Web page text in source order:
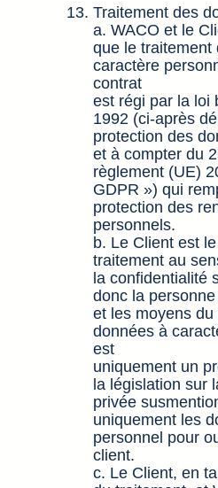
Traitement des
a. WACO et le
que le traitement
caractère
contrat
est régi par la loi
1992 (ci-après
protection des
et à compter du
règlement (UE)
GDPR ») qui
protection des
personnels.
b. Le Client est
traitement au
la confidentialité
donc la
et les moyens
données à
est
uniquement un
la législation sur
privée
uniquement les
personnel pour
client.
c. Le Client, en